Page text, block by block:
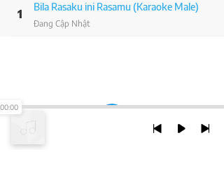
1
Bila Rasaku ini Rasamu (Karaoke Male)
Đang Cập Nhật
00:00